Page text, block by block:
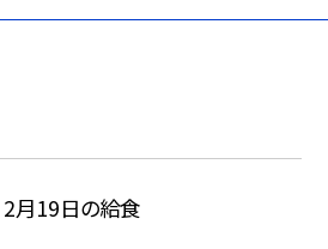
2月19日の給食